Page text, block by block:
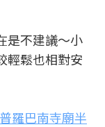
是不建議～小
輕鬆也相對安
羅巴南寺廟半